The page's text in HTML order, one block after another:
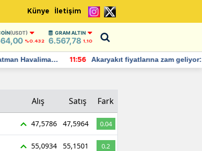
Künye İletişim
(USDT)
%0.432
GRAM ALTIN
6.567,78 1,10
Havalimanı
11:56
Akaryakıt fiyatlarına zam geliyor:
Yeni tarih açıklandı
Alış Satış Fark
47,5786 47,5964 0.04
55,0934 55,1501 0.2